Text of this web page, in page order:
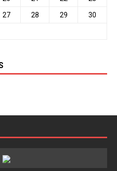
27 28 29 30